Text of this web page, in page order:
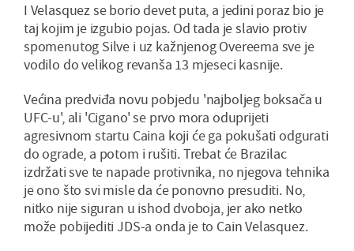
I Velasquez se borio devet puta, a jedini poraz bio je
taj kojim je izgubio pojas. Od tada je slavio protiv
spomenutog Silve i uz kažnjenog Overeema sve je
vodilo do velikog revanša 13 mjeseci kasnije.
Većina predviđa novu pobjedu 'najboljeg boksača u
UFC-u', ali 'Cigano' se prvo mora oduprijeti
agresivnom startu Caina koji će ga pokušati odgurati
do ograde, a potom i rušiti. Trebat će Brazilac
izdržati sve te napade protivnika, no njegova tehnika
je ono što svi misle da će ponovno presuditi. No,
nitko nije siguran u ishod dvoboja, jer ako netko
može pobijediti JDS-a onda je to Cain Velasquez.